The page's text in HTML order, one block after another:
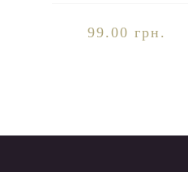
99.00 грн.